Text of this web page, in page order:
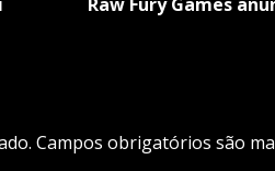
Campos obrigatórios são